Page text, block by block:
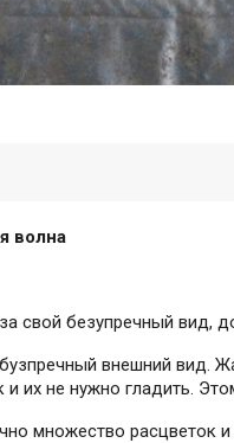
волна
безупречный вид,
внешний вид.
их не нужно гладить.
множество